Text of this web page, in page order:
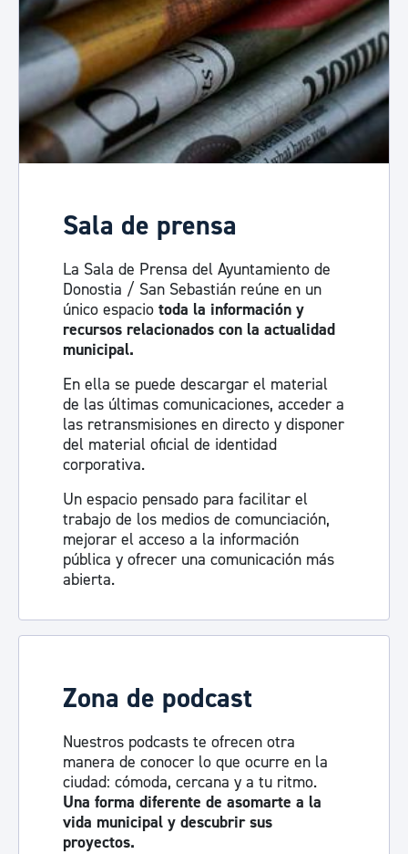
Sala de prensa
La Sala de Prensa del Ayuntamiento de
Donostia / San Sebastián reúne en un
único espacio toda la información y
recursos relacionados con la actualidad
municipal.
En ella se puede descargar el material
de las últimas comunicaciones, acceder a
las retransmisiones en directo y disponer
del material oficial de identidad
corporativa.
Un espacio pensado para facilitar el
trabajo de los medios de comunciación,
mejorar el acceso a la información
pública y ofrecer una comunicación más
abierta.
Visita la sala de prensa
Zona de podcast
Nuestros podcasts te ofrecen otra
manera de conocer lo que ocurre en la
ciudad: cómoda, cercana y a tu ritmo.
Una forma diferente de asomarte a la
vida municipal y descubrir sus
proyectos.